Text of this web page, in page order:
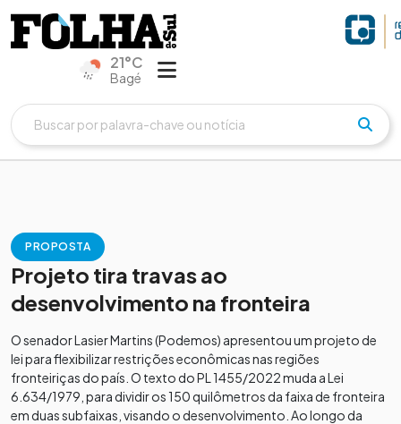
21°C
Bagé
PROPOSTA
Projeto tira travas ao
desenvolvimento na fronteira
O senador Lasier Martins (Podemos) apresentou um projeto de
lei para flexibilizar restrições econômicas nas regiões
fronteiriças do país. O texto do PL 1455/2022 muda a Lei
6.634/1979, para dividir os 150 quilômetros da faixa de fronteira
em duas subfaixas, visando o desenvolvimento. Ao longo da